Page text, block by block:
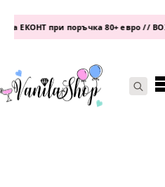
при поръчка 80+ евро // BOX